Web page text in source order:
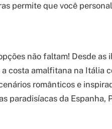
permite que você
não faltam! Desde
costa amalfitana na Itália
românticos e
paradisíacas da